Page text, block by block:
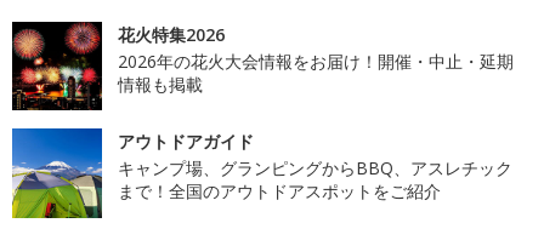
花火特集2026
2026年の花火大会情報をお届け！開催・中止・延期
情報も掲載
アウトドアガイド
キャンプ場、グランピングからBBQ、アスレチック
まで！全国のアウトドアスポットをご紹介